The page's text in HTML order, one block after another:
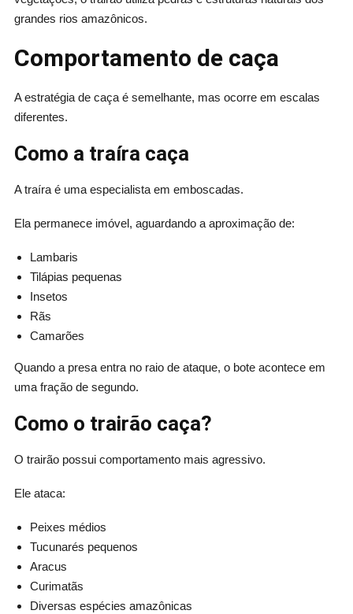
grandes rios amazônicos.
Comportamento de caça
A estratégia de caça é semelhante, mas ocorre em escalas
diferentes.
Como a traíra caça
A traíra é uma especialista em emboscadas.
Ela permanece imóvel, aguardando a aproximação de:
Lambaris
Tilápias pequenas
Insetos
Rãs
Camarões
Quando a presa entra no raio de ataque, o bote acontece em
uma fração de segundo.
Como o trairão caça?
O trairão possui comportamento mais agressivo.
Ele ataca:
Peixes médios
Tucunarés pequenos
Aracus
Curimatãs
Diversas espécies amazônicas